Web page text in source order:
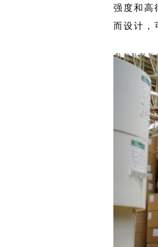
强度和高
而设计，